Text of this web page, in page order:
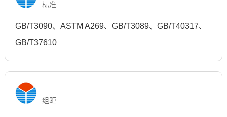
标准
GB/T3090、ASTM A269、GB/T3089、GB/T40317、
GB/T37610
组距